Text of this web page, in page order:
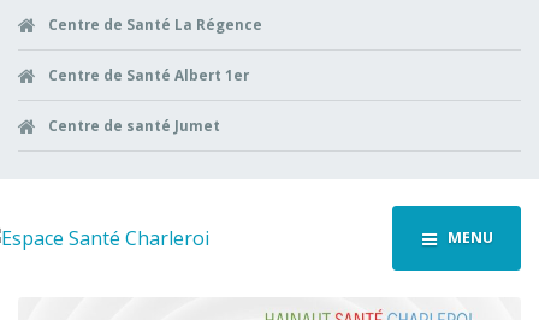
Centre de Santé La Régence
Centre de Santé Albert 1er
Centre de santé Jumet
MENU